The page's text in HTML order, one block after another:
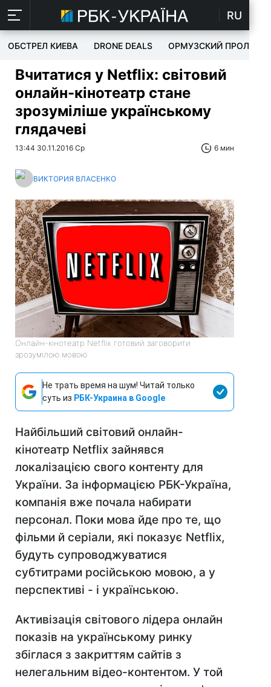
RU
ОБСТРЕЛ КИЕВА DRONE DEALS ОРМУЗСКИЙ ПРОЛИВ
Вчитатися у Netflix: світовий
онлайн-кінотеатр стане
зрозуміліше українському
глядачеві
13:44 30.11.2016 Ср 6 мин
ВИКТОРИЯ ВЛАСЕНКО
Онлайн-кінотеатр Netflix готовий заговорити
зрозумілою мовою
Не трать время на шум! Читай только
суть из РБК-Украина в Google
Найбільший світовий онлайн-
кінотеатр Netflix зайнявся
локалізацією свого контенту для
України. За інформацією РБК-Україна,
компанія вже почала набирати
персонал. Поки мова йде про те, що
фільми й серіали, які показує Netflix,
будуть супроводжуватися
субтитрами російською мовою, а у
перспективі - і українською.
Активізація світового лідера онлайн
показів на українському ринку
збіглася з закриттям сайтів з
нелегальним відео-контентом. У той